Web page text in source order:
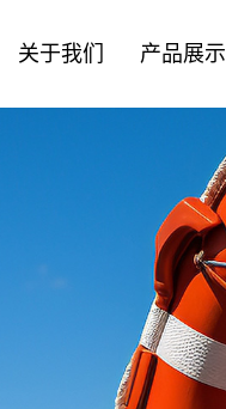
关于我们 产品展示